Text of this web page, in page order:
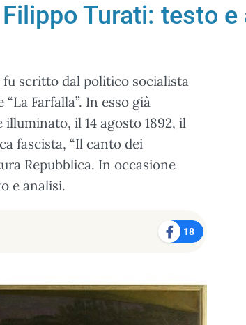
Turati: testo e
scritto dal politico socialista
Farfalla”. In esso già
il 14 agosto 1892, il
fascista, “Il canto dei
Repubblica. In occasione
e analisi.
18